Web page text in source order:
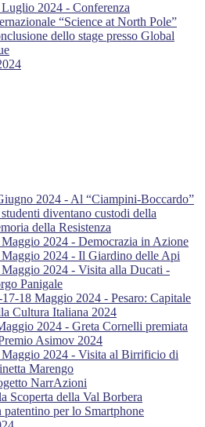
2024 - Conferenza
“Science at North Pole”
dello stage presso Global
2024 - Al “Ciampini-Boccardo”
diventano custodi della
della Resistenza
2024 - Democrazia in Azione
Maggio 2024 - Il Giardino delle Api
Maggio 2024 - Visita alla Ducati -
Panigale
17-18 Maggio 2024 - Pesaro: Capitale
Cultura Italiana 2024
2024 - Greta Cornelli premiata
Asimov 2024
2024 - Visita al Birrificio di
Marengo
NarrAzioni
Scoperta della Val Borbera
patentino per lo Smartphone